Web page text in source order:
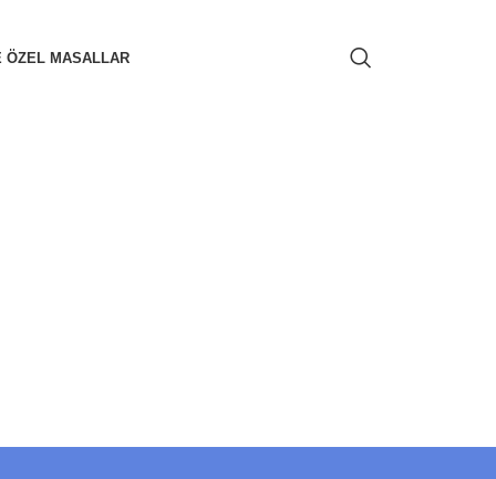
ÖZEL MASALLAR